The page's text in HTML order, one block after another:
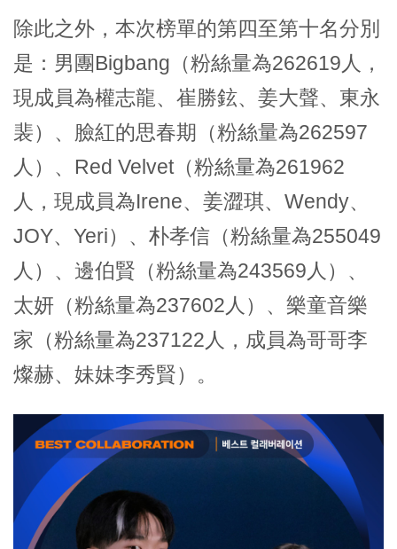
除此之外，本次榜單的第四至第十名分別
是：男團Bigbang（粉絲量為262619人，
現成員為權志龍、崔勝鉉、姜大聲、東永
裴）、臉紅的思春期（粉絲量為262597
人）、Red Velvet（粉絲量為261962
人，現成員為Irene、姜澀琪、Wendy、
JOY、Yeri）、朴孝信（粉絲量為255049
人）、邊伯賢（粉絲量為243569人）、
太妍（粉絲量為237602人）、樂童音樂
家（粉絲量為237122人，成員為哥哥李
燦赫、妹妹李秀賢）。